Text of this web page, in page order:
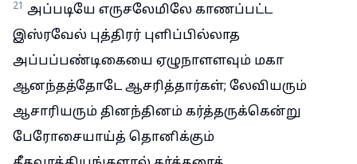
21 அப்படியே எருசலேமிலே காணப்பட்ட
இஸ்ரவேல் புத்திரர் புளிப்பில்லாத
அப்பப்பண்டிகையை ஏழுநாளளவும் மகா
ஆனந்தத்தோடே ஆசரித்தார்கள்; லேவியரும்
ஆசாரியரும் தினந்தினம் கர்த்தருக்கென்று
பேரோசையாய்த் தொனிக்கும்